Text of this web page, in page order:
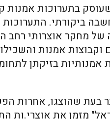
בתערוכות אמנות
ביקורתי.
של מחקר אוצרותי רחב
וקבוצות אמנות
בזיקתן
בעת שהוצגו, אחרות
מזמן את אוצרי.ות